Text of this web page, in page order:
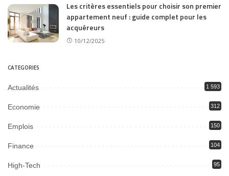
Les critères essentiels pour choisir son premier
appartement neuf : guide complet pour les
acquéreurs
10/12/2025
CATEGORIES
Actualités 1 593
Economie 312
Emplois 150
Finance 104
High-Tech 95